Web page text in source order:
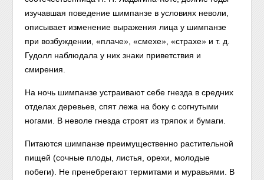
изучавшая поведение шимпанзе в условиях неволи,
описывает изменение выражения лица у шимпанзе
при возбуждении, «плаче», «смехе», «страхе» и т. д.
Гудолл наблюдала у них знаки приветствия и
смирения.
На ночь шимпанзе устраивают себе гнезда в средних
отделах деревьев, спят лежа на боку с согнутыми
ногами. В неволе гнезда строят из тряпок и бумаги.
Питаются шимпанзе преимущественно растительной
пищей (сочные плоды, листья, орехи, молодые
побеги). Не пренебрегают термитами и муравьями. В